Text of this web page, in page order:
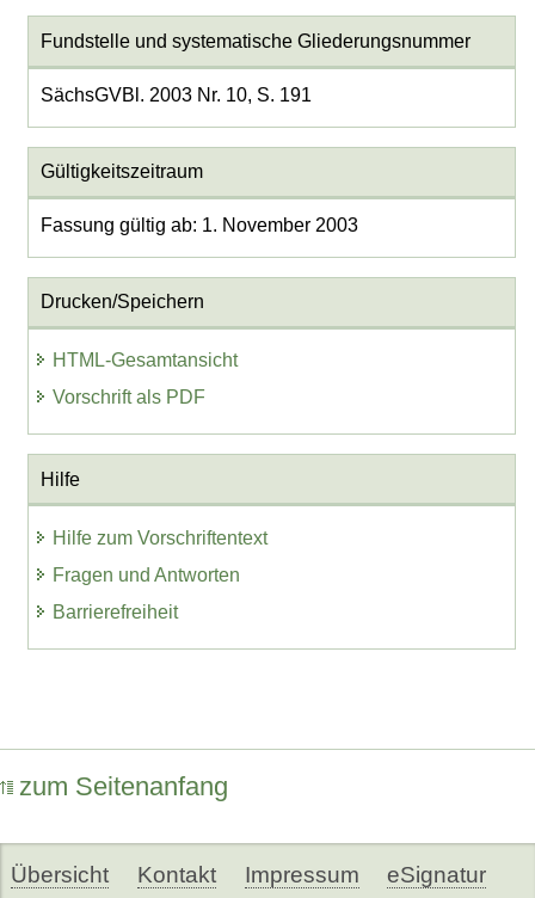
Fundstelle und systematische Gliederungsnummer
SächsGVBl. 2003 Nr. 10, S. 191
Gültigkeitszeitraum
Fassung gültig ab: 1. November 2003
Drucken/Speichern
HTML-Gesamtansicht
Vorschrift als PDF
Hilfe
Hilfe zum Vorschriftentext
Fragen und Antworten
Barrierefreiheit
zum Seitenanfang
Übersicht Kontakt Impressum eSignatur